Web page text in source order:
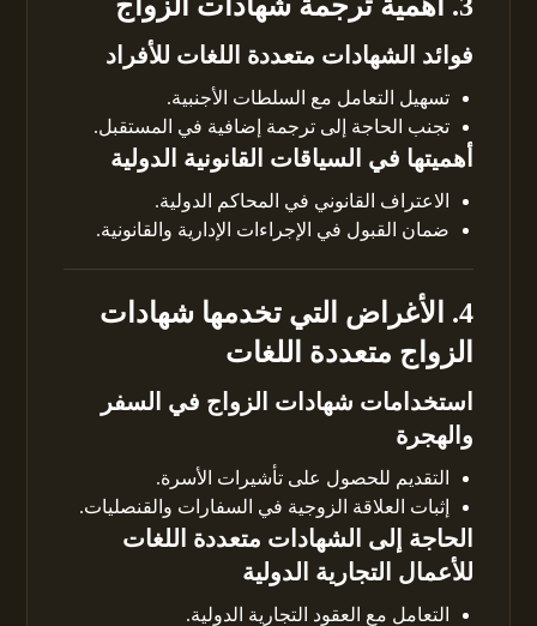
فوائد الشهادات متعددة اللغات للأفراد
تسهيل التعامل مع السلطات الأجنبية.
تجنب الحاجة إلى ترجمة إضافية في المستقبل.
أهميتها في السياقات القانونية الدولية
الاعتراف القانوني في المحاكم الدولية.
ضمان القبول في الإجراءات الإدارية والقانونية.
4. الأغراض التي تخدمها شهادات
الزواج متعددة اللغات
استخدامات شهادات الزواج في السفر
والهجرة
التقديم للحصول على تأشيرات الأسرة.
إثبات العلاقة الزوجية في السفارات والقنصليات.
الحاجة إلى الشهادات متعددة اللغات
للأعمال التجارية الدولية
التعامل مع العقود التجارية الدولية.